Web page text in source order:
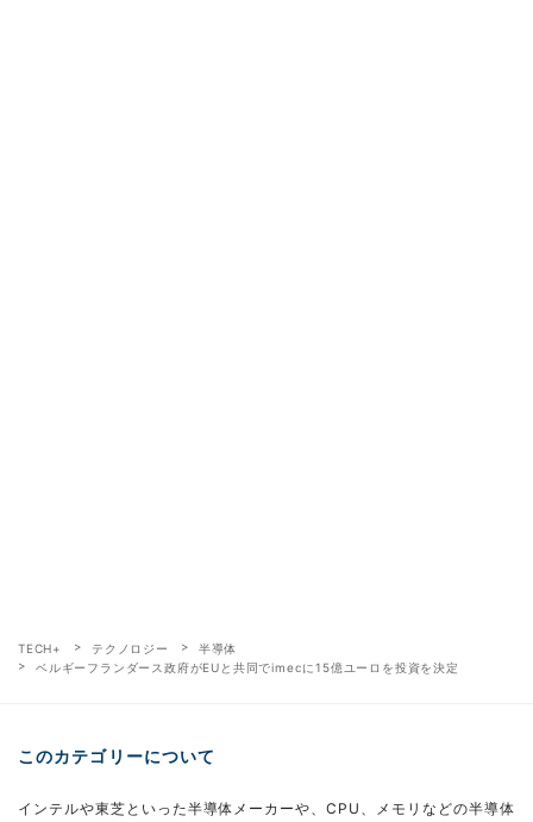
TECH+ テクノロジー
半導体
ベルギーフランダース政府がEUと共同でimecに15億ユーロを投資を決定
このカテゴリーについて
インテルや東芝といった半導体メーカーや、CPU、メモリなどの半導体